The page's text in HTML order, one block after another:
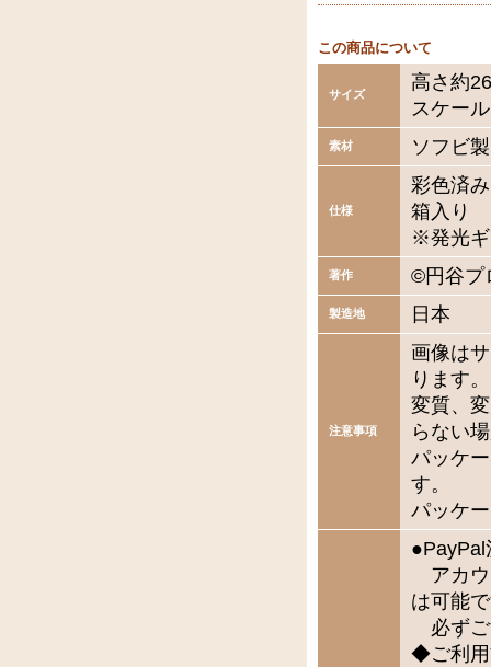
この商品について
サイズ
高さ約
スケー
素材 ソフビ
仕様
彩色済
箱入り
※発光
著作 ©円谷プ
製造地 日本
注意事項
画像は
ります。
変質、
らない
パッケ
す。
パッケ
●PayPal
アカウ
は可能
必ずご
◆ご利